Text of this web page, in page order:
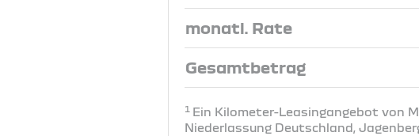
monatl. Rate
Gesamtbetrag
1 Ein Kilometer-Leasingangebot von
Niederlassung Deutschland,